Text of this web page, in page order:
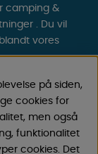
camping &
. Du vil
vores
begynder
på siden,
cookies for
men også
funktionalitet
cookies. Det